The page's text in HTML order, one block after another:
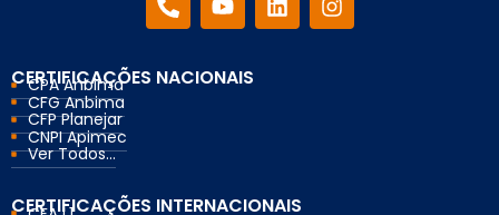
CERTIFICAÇÕES NACIONAIS
CPA Anbima
CFG Anbima
CFP Planejar
CNPI Apimec
Ver Todos...
CERTIFICAÇÕES INTERNACIONAIS